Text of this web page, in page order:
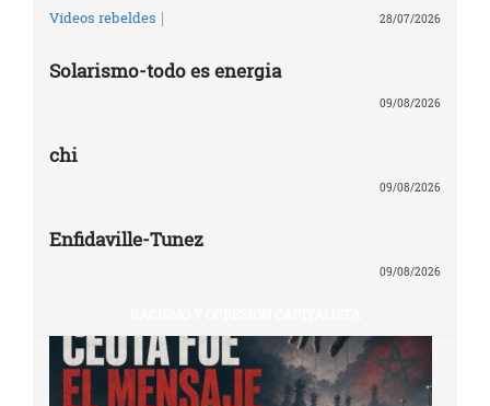
Vídeos rebeldes | 28/07/2026
Solarismo-todo es energia
09/08/2026
chi
09/08/2026
Enfidaville-Tunez
09/08/2026